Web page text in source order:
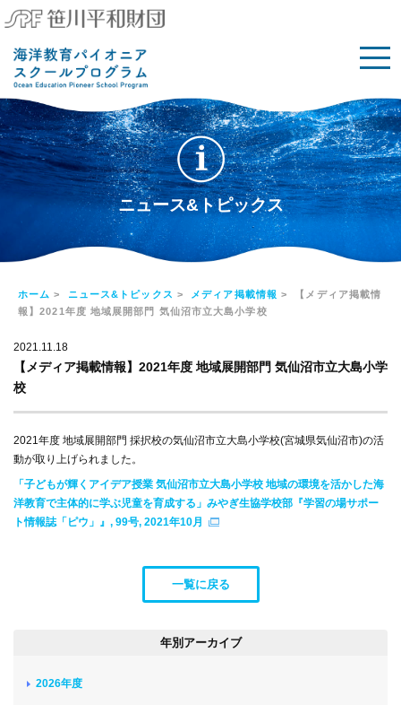
ニュース&トピックス
ホーム > ニュース&トピックス > メディア掲載情報 > 【メディア掲載情
報】2021年度 地域展開部門 気仙沼市立大島小学校
2021.11.18
【メディア掲載情報】2021年度 地域展開部門 気仙沼市立大島小学
校
2021年度 地域展開部門 採択校の気仙沼市立大島小学校(宮城県気仙沼市)の活
動が取り上げられました。
「子どもが輝くアイデア授業 気仙沼市立大島小学校 地域の環境を活かした海
洋教育で主体的に学ぶ児童を育成する」みやぎ生協学校部『学習の場サポー
ト情報誌「ピウ」』, 99号, 2021年10月
一覧に戻る
年別アーカイブ
2026年度